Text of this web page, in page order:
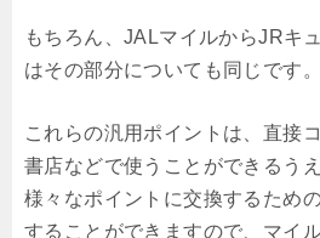
もちろん、JALマイルからJRキ
はその部分についても同じです。
これらの汎用ポイントは、直接
書店などで使うことができるう
様々なポイントに交換するため
することができますので、マイ